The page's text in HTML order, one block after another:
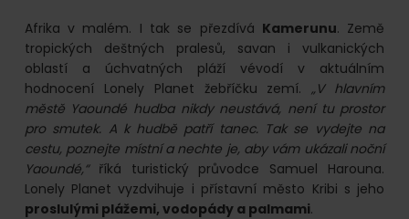
Afrika v malém. I tak se přezdívá Kamerunu. Země
tropických deštných pralesů, savan i vulkanických
oblastí a úchvatných pláží vévodí v aktuálním
hodnocení Lonely Planet žebříčku zemí. „V hlavním
městě Yaoundé hudba nikdy neustává, není tu prostor
pro smutek. A k hudbě patří tanec. Tak se vydejte na
cestu, poznejte místní a nechte je, aby vám ukázali noční
Yaoundé,“ říká turistický průvodce Samuel Harouna.
Lonely Planet vyzdvihuje i přístavní město Kribi s jeho
proslulými plážemi, vodopády a palmami.